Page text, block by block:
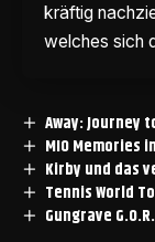
kräftig
welches sich
Away: Journey
MIO Memories
Kirby und das
Tennis World
Gungrave